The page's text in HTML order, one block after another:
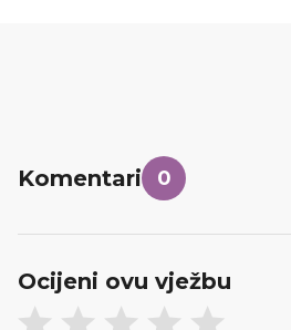
Komentari 0
Ocijeni ovu vježbu